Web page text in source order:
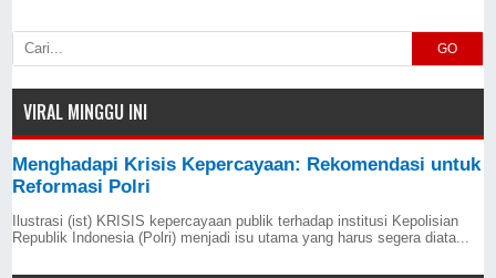
GO
VIRAL MINGGU INI
Menghadapi Krisis Kepercayaan: Rekomendasi untuk
Reformasi Polri
Ilustrasi (ist) KRISIS kepercayaan publik terhadap institusi Kepolisian
Republik Indonesia (Polri) menjadi isu utama yang harus segera diata...